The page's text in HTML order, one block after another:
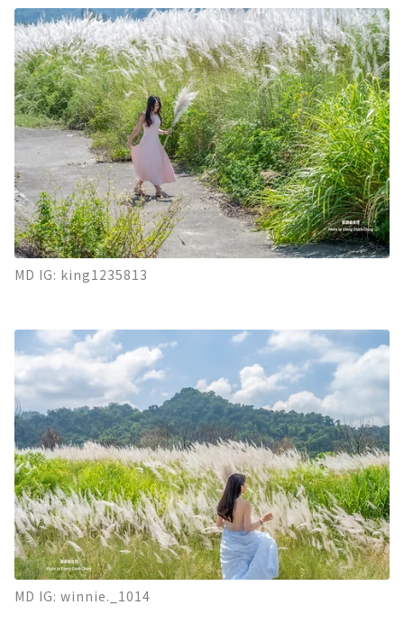
MD IG: king1235813
MD IG: winnie._1014